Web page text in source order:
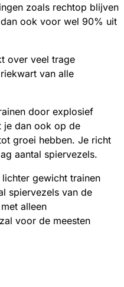
zoals rechtop blijven
ook voor wel 90% uit
over veel trage
van alle
door explosief
je dan ook op de
groei hebben. Je richt
aantal spiervezels.
gewicht trainen
spiervezels van de
alleen
voor de meesten